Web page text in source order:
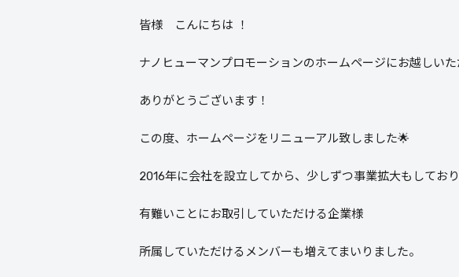
皆様 こんにちは ！
ナノヒューマンプロモーションのホームページにお越しいた
ありがとうございます！
この度、ホームページをリニューアル致しました🌟
2016年に会社を設立してから、少しずつ事業拡大もしており
有難いことにお取引していただける企業様
所属していただけるメンバーも増えてまいりました。